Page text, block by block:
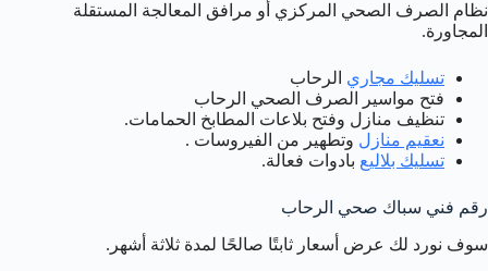
نظام الصرف الصحي المركزي أو مرافق المعالجة المستقلة
المجاورة.
تسليك مجاري الرحاب
فتح مواسير الصرف الصحي الرحاب
تنظيف منازل وفتح بلاعات المطابخ الحمامات.
نعقيم منازل وتطهير من الفيروسات .
تسليك بلاليع بادوات فعالة.
رقم فني سباك صحي الرحاب
سوف نورد لك عرض أسعار ثابتًا صالحًا لمدة ثلاثة أشهر.